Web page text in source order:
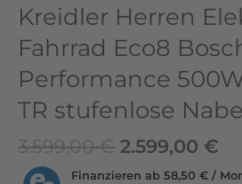
Kreidler Herren
Fahrrad Eco8
Performance
TR stufenlose Nabe
3.599,00€ 2.599,00 €
Finanzieren ab 58,50 € /